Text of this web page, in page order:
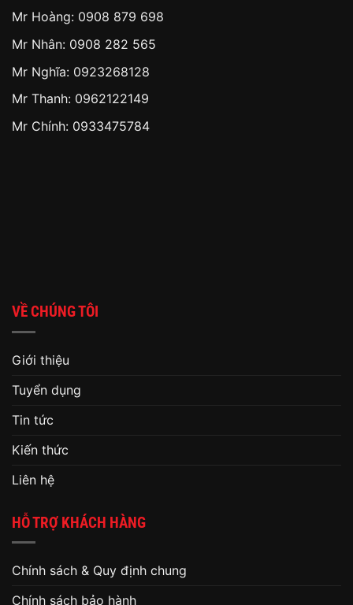
Mr Hoàng: 0908 879 698
Mr Nhân: 0908 282 565
Mr Nghĩa: 0923268128
Mr Thanh: 0962122149
Mr Chính: 0933475784
VỀ CHÚNG TÔI
Giới thiệu
Tuyển dụng
Tin tức
Kiến thức
Liên hệ
HỖ TRỢ KHÁCH HÀNG
Chính sách & Quy định chung
Chính sách bảo hành